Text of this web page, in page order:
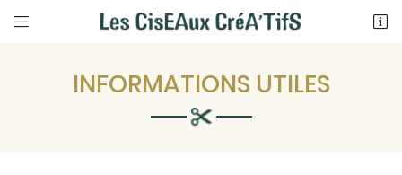
 
09 82 26 07 83
INFORMATIONS UTILES